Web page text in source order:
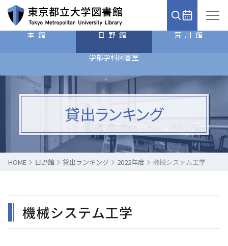
本館 日野館 荒川館
学部学科図書室
貸出ランキング
HOME 日野館 貸出ランキング 2022年度 機械システム工学
機械システム工学